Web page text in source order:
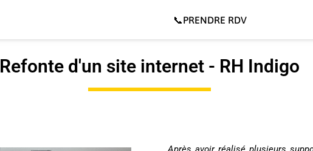
📞PRENDRE RDV
Refonte d'un site internet - RH Indigo